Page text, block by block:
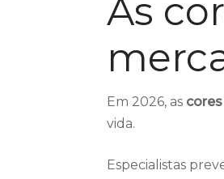
As
Em 2026, as
vida.
Especialistas